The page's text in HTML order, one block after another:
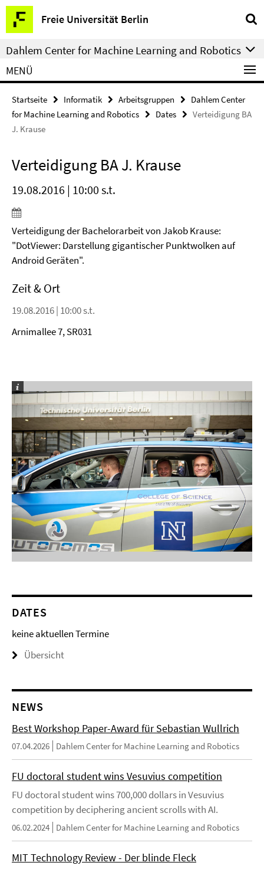
Springe
direkt
zu
Inhalt
Freie Universität Berlin
Service-
Navigation
Dahlem Center for Machine Learning and Robotics
MENÜ
Startseite Informatik Arbeitsgruppen
Dahlem Center
for Machine Learning and Robotics
Dates
Verteidigung BA
J. Krause
Verteidigung BA J. Krause
19.08.2016 | 10:00 s.t.
Verteidigung der Bachelorarbeit von Jakob Krause:
"DotViewer: Darstellung gigantischer Punktwolken auf
Android Geräten".
Zeit & Ort
19.08.2016 | 10:00 s.t.
Arnimallee 7, SR031
DATES
keine aktuellen Termine
Übersicht
NEWS
Best Workshop Paper-Award für Sebastian Wullrich
07.04.2026 Dahlem Center for Machine Learning and Robotics
FU doctoral student wins Vesuvius competition
FU doctoral student wins 700,000 dollars in Vesuvius
competition by deciphering ancient scrolls with AI.
06.02.2024 Dahlem Center for Machine Learning and Robotics
MIT Technology Review - Der blinde Fleck